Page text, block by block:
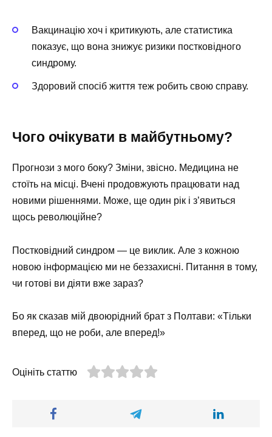
Вакцинацію хоч і критикують, але статистика
показує, що вона знижує ризики постковідного
синдрому.
Здоровий спосіб життя теж робить свою справу.
Чого очікувати в майбутньому?
Прогнози з мого боку? Зміни, звісно. Медицина не
стоїть на місці. Вчені продовжують працювати над
новими рішеннями. Може, ще один рік і з’явиться
щось революційне?
Постковідний синдром — це виклик. Але з кожною
новою інформацією ми не беззахисні. Питання в тому,
чи готові ви діяти вже зараз?
Бо як сказав мій двоюрідний брат з Полтави: «Тільки
вперед, що не роби, але вперед!»
Оцініть статтю